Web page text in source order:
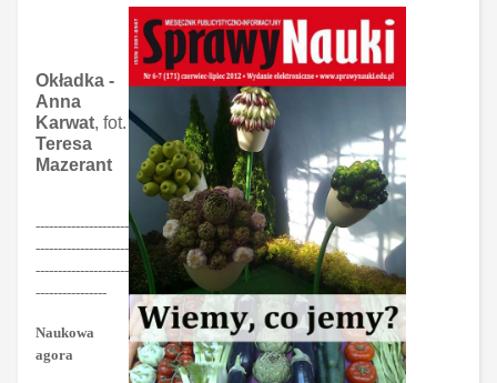
Okładka -
Anna
Karwat, fot.
Teresa
Mazerant
---------------------
---------------------
---------------------
----------------
Naukowa
agora